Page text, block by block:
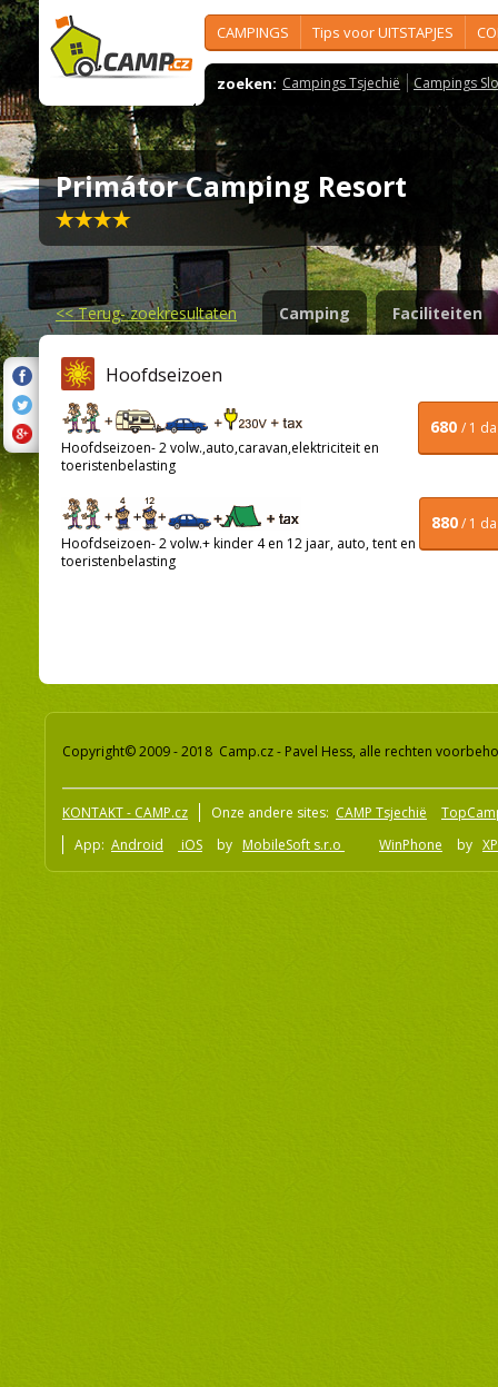
CAMPINGS Tips voor UITSTAPJES
zoeken: Campings Tsjechië Campings
Primátor Camping Resort
<<Terug- zoekresultaten Camping Faciliteiten
Hoofdseizoen
680 / 1
Hoofdseizoen- 2 volw.,auto,caravan,elektriciteit en
toeristenbelasting
880/ 1
Hoofdseizoen- 2 volw.+ kinder 4 en 12 jaar, auto, tent en
toeristenbelasting
Copyright© 2009 - 2018 Camp.cz - Pavel Hess, alle rechten
KONTAKT - CAMP.cz Onze andere sites: CAMP Tsjechië
App: Android iOS by MobileSoft s.r.o WinPhone by